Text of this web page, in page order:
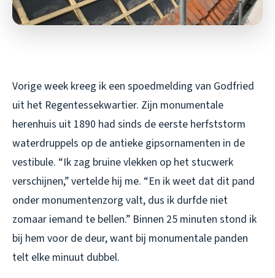
Vorige week kreeg ik een spoedmelding van Godfried
uit het Regentessekwartier. Zijn monumentale
herenhuis uit 1890 had sinds de eerste herfststorm
waterdruppels op de antieke gipsornamenten in de
vestibule. “Ik zag bruine vlekken op het stucwerk
verschijnen,” vertelde hij me. “En ik weet dat dit pand
onder monumentenzorg valt, dus ik durfde niet
zomaar iemand te bellen.” Binnen 25 minuten stond ik
bij hem voor de deur, want bij monumentale panden
telt elke minuut dubbel.